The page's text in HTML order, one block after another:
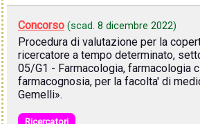
Concorso (scad. 8 dicembre 2022)
Procedura di valutazione per la
ricercatore a tempo determinato,
05/G1 - Farmacologia, farmacologia
farmacognosia, per la facolta' di
Gemelli».
Ricercatori